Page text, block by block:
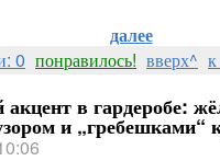
далее
0 понравилось! вверх^
в гардеробе:
и „гребешками“